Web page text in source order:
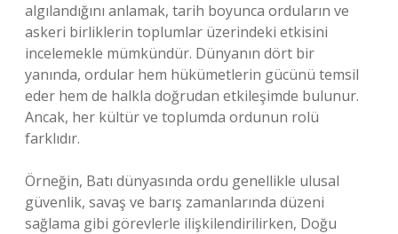
algılandığını anlamak, tarih boyunca orduların ve
askeri birliklerin toplumlar üzerindeki etkisini
incelemekle mümkündür. Dünyanın dört bir
yanında, ordular hem hükümetlerin gücünü temsil
eder hem de halkla doğrudan etkileşimde bulunur.
Ancak, her kültür ve toplumda ordunun rolü
farklıdır.
Örneğin, Batı dünyasında ordu genellikle ulusal
güvenlik, savaş ve barış zamanlarında düzeni
sağlama gibi görevlerle ilişkilendirilirken, Doğu